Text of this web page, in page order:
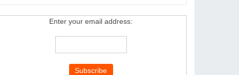
Enter your email address: